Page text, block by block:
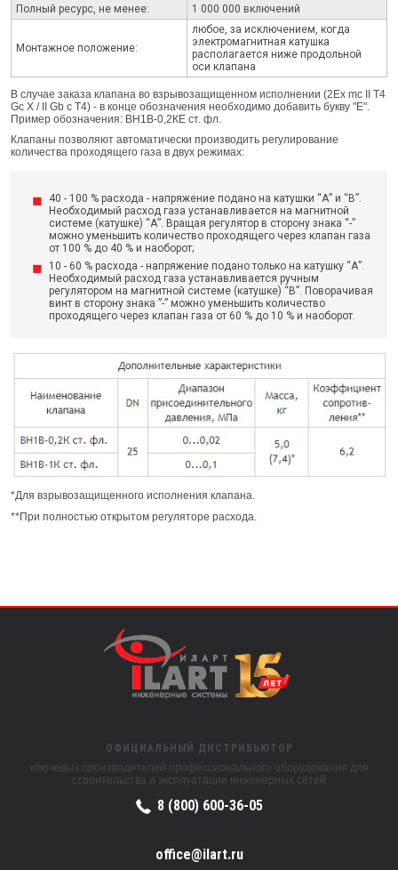
Полный ресурс, не менее:
1 000 000 включений
Монтажное положение:
любое, за исключением, когда
электромагнитная катушка
располагается ниже продольной
оси клапана
В случае заказа клапана во взрывозащищенном исполнении (2Ex mc II T4
Gc X / II Gb c T4) - в конце обозначения необходимо добавить букву "Е".
Пример обозначения: ВН1В-0,2КЕ ст. фл.
Клапаны позволяют автоматически производить регулирование
количества проходящего газа в двух режимах:
40 - 100 % расхода - напряжение подано на катушки “А” и “В”.
Необходимый расход газа устанавливается на магнитной
системе (катушке) “А”. Вращая регулятор в сторону знака “-”
можно уменьшить количество проходящего через клапан газа
от 100 % до 40 % и наоборот;
10 - 60 % расхода - напряжение подано только на катушку “А”.
Необходимый расход газа устанавливается ручным
регулятором на магнитной системе (катушке) “В”. Поворачивая
винт в сторону знака ”-” можно уменьшить количество
проходящего через клапан газа от 60 % до 10 % и наоборот.
*Для взрывозащищенного исполнения клапана.
**При полностью открытом регуляторе расхода.
ОФИЦИАЛЬНЫЙ ДИСТРИБЬЮТОР
ключевых производителей профессионального оборудования для
строительства и эксплуатации инженерных сетей
8 (800) 600-36-05
office@ilart.ru